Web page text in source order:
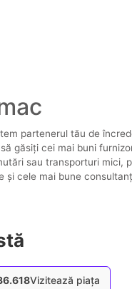
partenerul tău de
găsiți cei mai buni
sau transporturi
cele mai bune
Vizitează piața